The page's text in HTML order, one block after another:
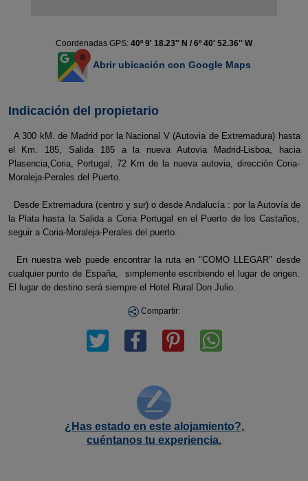
Coordenadas GPS: 40º 9' 18.23'' N / 6º 40' 52.36'' W
Abrir ubicación con Google Maps
Indicación del propietario
A 300 kM. de Madrid por la Nacional V (Autovia de Extremadura) hasta
el Km. 185, Salida 185 a la nueva Autovia Madrid-Lisboa, hacia
Plasencia,Coria, Portugal, 72 Km de la nueva autovia, dirección Coria-
Moraleja-Perales del Puerto.
Desde Extremadura (centro y sur) o desde Andalucía : por la Autovía de
la Plata hasta la Salida a Coria Portugal en el Puerto de los Castaños,
seguir a Coria-Moraleja-Perales del puerto.
En nuestra web puede encontrar la ruta en "COMO LLEGAR" desde
cualquier punto de España, simplemente escribiendo el lugar de origen.
El lugar de destino será siempre el Hotel Rural Don Julio.
Compartir:
¿Has estado en este alojamiento?,
cuéntanos tu experiencia.